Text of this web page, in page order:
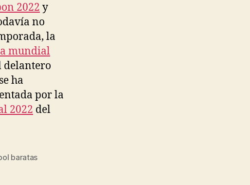
2022 y
no
la
mundial
delantero
ha
por la
2022 del
baratas